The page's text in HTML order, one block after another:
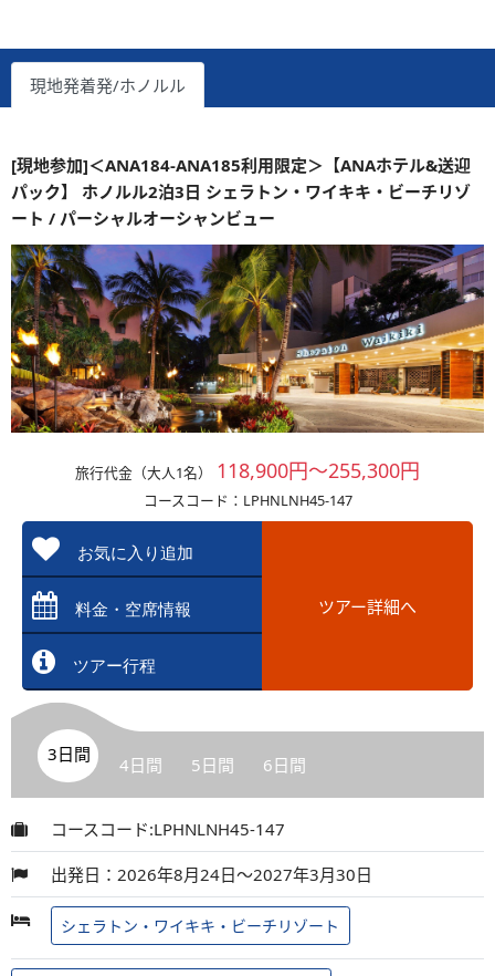
現地発着発/ホノルル
[現地参加]＜ANA184-ANA185利用限定＞【ANAホテル&送迎
パック】 ホノルル2泊3日 シェラトン・ワイキキ・ビーチリゾ
ート / パーシャルオーシャンビュー
旅行代金（大人1名） 118,900円～255,300円
コースコード：LPHNLNH45-147
お気に入り追加
料金・空席情報
ツアー行程
ツアー詳細へ
3日間 4日間 5日間 6日間
コースコード:LPHNLNH45-147
出発日：2026年8月24日～2027年3月30日
シェラトン・ワイキキ・ビーチリゾート